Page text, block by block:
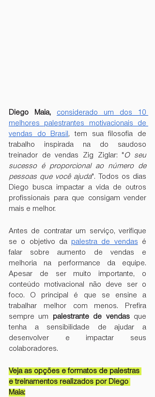
Diego Maia, considerado um dos 10
melhores palestrantes motivacionais de
vendas do Brasil , tem sua filosofia de
trabalho inspirada na do saudoso
treinador de vendas Zig Ziglar: "O seu
sucesso é proporcional ao número de
pessoas que você ajuda". Todos os dias
Diego busca impactar a vida de outros
profissionais para que consigam vender
mais e melhor.
Antes de contratar um serviço, verifique
se o objetivo da palestra de vendas é
falar sobre aumento de vendas e
melhoria na performance da equipe.
Apesar de ser muito importante, o
conteúdo motivacional não deve ser o
foco. O principal é que se ensine a
trabalhar melhor com menos. Prefira
sempre um palestrante de vendas que
tenha a sensibilidade de ajudar a
desenvolver e impactar seus
colaboradores.
Veja as opções e formatos de palestras
e treinamentos realizados por Diego
Maia: